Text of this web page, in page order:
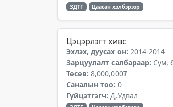
ЗДТГ Цаасан хэлбэрээр
Цэцэрлэгт хивс
Эхлэх, дуусах он: 2014-2014
Зарцуулалт салбараар: Сум,
Төсөв: 8,000,000₮
Саналын тоо: 0
Гүйцэтгэгч: Д.Удвал